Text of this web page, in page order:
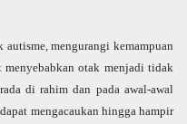
autisme, mengurangi kemampuan
otak menjadi tidak
di rahim dan pada awal-awal
mengacaukan hingga hampir